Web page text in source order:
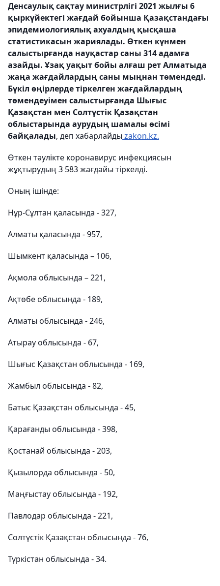
Денсаулық сақтау министрлігі 2021 жылғы 6
қыркүйектегі жағдай бойынша Қазақстандағы
эпидемиологиялық ахуалдың қысқаша
статистикасын жариялады. Өткен күнмен
салыстырғанда науқастар саны 314 адамға
азайды. Ұзақ уақыт бойы алғаш рет Алматыда
жаңа жағдайлардың саны мыңнан төмендеді.
Бүкіл өңірлерде тіркелген жағдайлардың
төмендеуімен салыстырғанда Шығыс
Қазақстан мен Солтүстік Қазақстан
облыстарында аурудың шамалы өсімі
байқалады, деп хабарлайды zakon.kz.
Өткен тәулікте коронавирус инфекциясын
жұқтырудың 3 583 жағдайы тіркелді.
Оның ішінде:
Нұр-Сұлтан қаласында - 327,
Алматы қаласында - 957,
Шымкент қаласында – 106,
Ақмола облысында – 221,
Ақтөбе облысында - 189,
Алматы облысында - 246,
Атырау облысында - 67,
Шығыс Қазақстан облысында - 169,
Жамбыл облысында - 82,
Батыс Қазақстан облысында - 45,
Қарағанды облысында - 398,
Қостанай облысында - 203,
Қызылорда облысында - 50,
Маңғыстау облысында - 192,
Павлодар облысында - 221,
Солтүстік Қазақстан облысында - 76,
Түркістан облысында - 34.